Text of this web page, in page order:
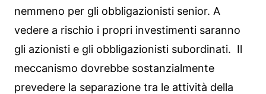
nemmeno per gli obbligazionisti senior. A
vedere a rischio i propri investimenti saranno
gli azionisti e gli obbligazionisti subordinati. Il
meccanismo dovrebbe sostanzialmente
prevedere la separazione tra le attività della